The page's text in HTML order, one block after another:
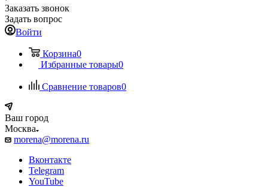
Заказать звонок
Задать вопрос
Войти
Корзина0
Избранные товары0
Сравнение товаров0
Ваш город
Москва
morena@morena.ru
Вконтакте
Telegram
YouTube